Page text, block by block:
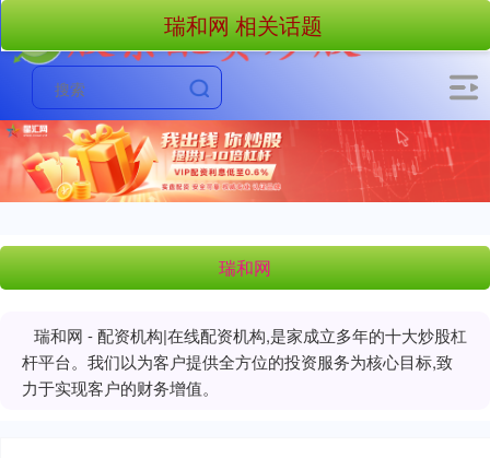
瑞和网
瑞和网 - 配资机构|在线配资机构,是家成立多年的十大炒股杠
杆平台。我们以为客户提供全方位的投资服务为核心目标,致
力于实现客户的财务增值。
瑞和网 相关话题